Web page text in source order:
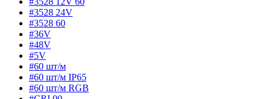
#3528 24V
#3528 60
#36V
#48V
#5V
#60 шт/м
#60 шт/м IP65
#60 шт/м RGB